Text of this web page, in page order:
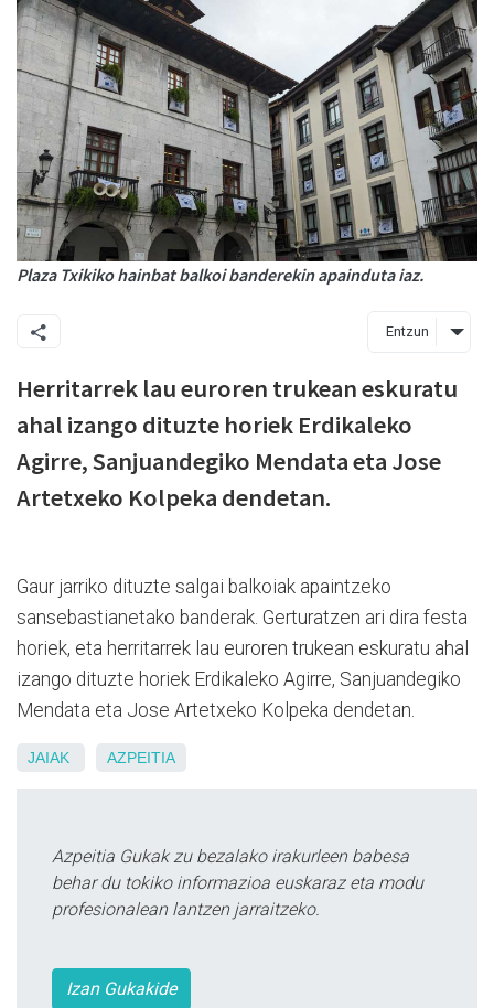
Plaza Txikiko hainbat balkoi banderekin apainduta iaz.
Entzun
Herritarrek lau euroren trukean eskuratu
ahal izango dituzte horiek Erdikaleko
Agirre, Sanjuandegiko Mendata eta Jose
Artetxeko Kolpeka dendetan.
Gaur jarriko dituzte salgai balkoiak apaintzeko
sansebastianetako banderak. Gerturatzen ari dira festa
horiek, eta herritarrek lau euroren trukean eskuratu ahal
izango dituzte horiek Erdikaleko Agirre, Sanjuandegiko
Mendata eta Jose Artetxeko Kolpeka dendetan.
JAIAK AZPEITIA
Azpeitia Gukak zu bezalako irakurleen babesa
behar du tokiko informazioa euskaraz eta modu
profesionalean lantzen jarraitzeko.
Izan Gukakide